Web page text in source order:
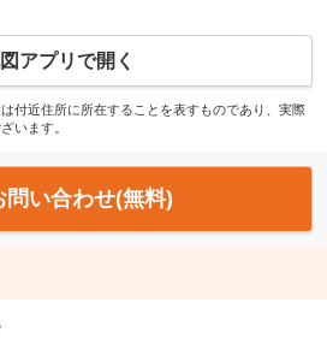
アプリで開く
付近住所に所在することを表すものであり、実際
います。
問い合わせ(無料)